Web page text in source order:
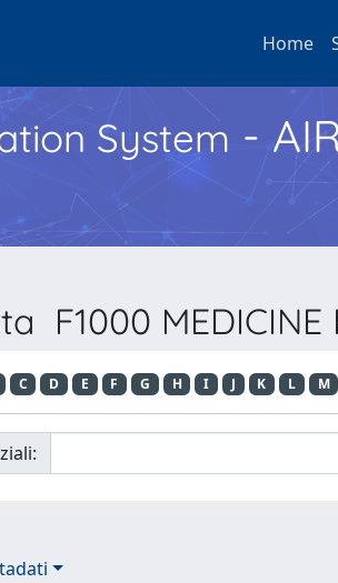
Home
System -
F1000 MEDICINE
C D E F G H I J K L M